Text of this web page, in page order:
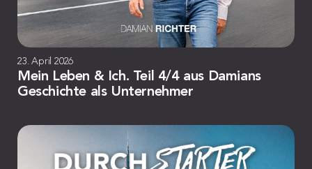
23. April 2026
Mein Leben & Ich. Teil 4/4 aus Damians
Geschichte als Unternehmer